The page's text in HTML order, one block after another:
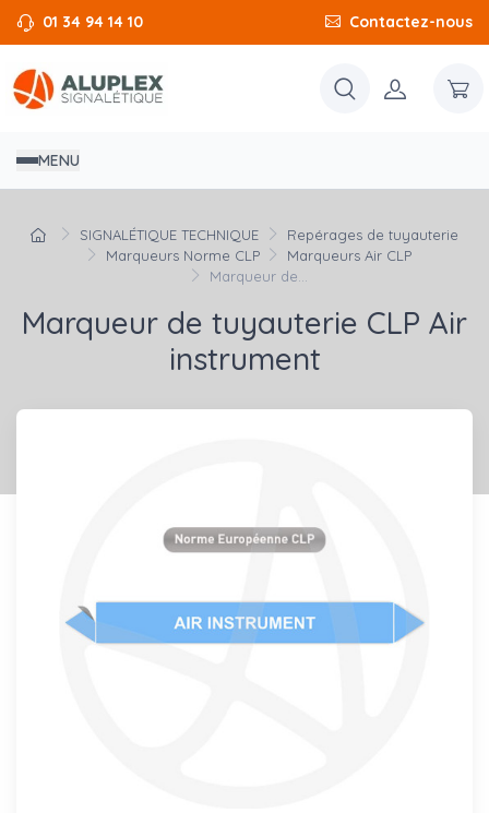
01 34 94 14 10 Contactez-nous
MENU
SIGNALÉTIQUE TECHNIQUE
Repérages de tuyauterie
Marqueurs Norme CLP
Marqueurs Air CLP
Marqueur de...
Marqueur de tuyauterie CLP Air
instrument